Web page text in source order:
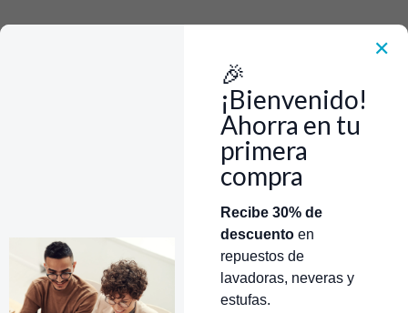
✕
🎉
¡Bienvenido!
Ahorra en tu
primera
compra
Recibe 30% de
descuentoen
repuestos de
lavadoras, neveras y
estufas.
TiendaTécnicos Autorizados
Donde encontrar modelo? Servicios de Reparación
Repuestos Para Lavadoras Whirlpool
Agitador Para Lavadora Whirlpool
Agitador Lavadora Haceb Whirlpool 3009523 CR440651